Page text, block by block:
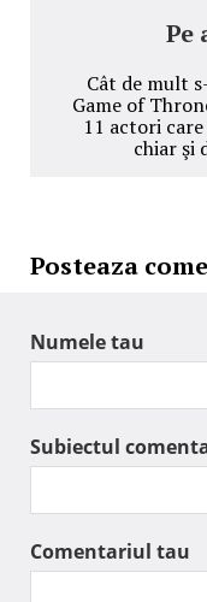
Pe
Cât de mult
Game of
11 actori
chiar şi
Posteaza
Numele tau
Subiectul
Comentariul tau